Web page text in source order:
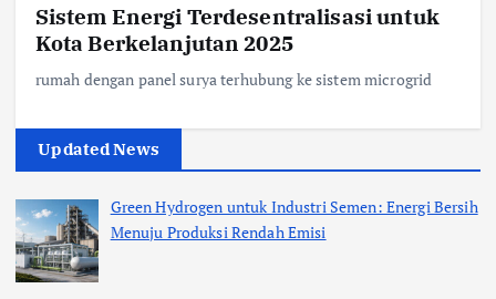
Sistem Energi Terdesentralisasi untuk
Kota Berkelanjutan 2025
rumah dengan panel surya terhubung ke sistem microgrid
Updated News
Green Hydrogen untuk Industri Semen: Energi Bersih
Menuju Produksi Rendah Emisi